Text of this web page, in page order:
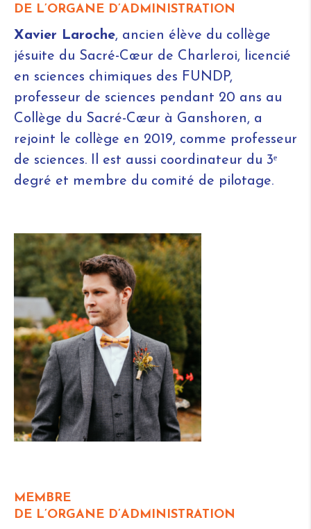
DE L’ORGANE D’ADMINISTRATION
Xavier Laroche, ancien élève du collège
jésuite du Sacré-Cœur de Charleroi, licencié
en sciences chimiques des FUNDP,
professeur de sciences pendant 20 ans au
Collège du Sacré-Cœur à Ganshoren, a
rejoint le collège en 2019, comme professeur
de sciences. Il est aussi coordinateur du 3ᵉ
degré et membre du comité de pilotage.
MEMBRE
DE L’ORGANE D’ADMINISTRATION